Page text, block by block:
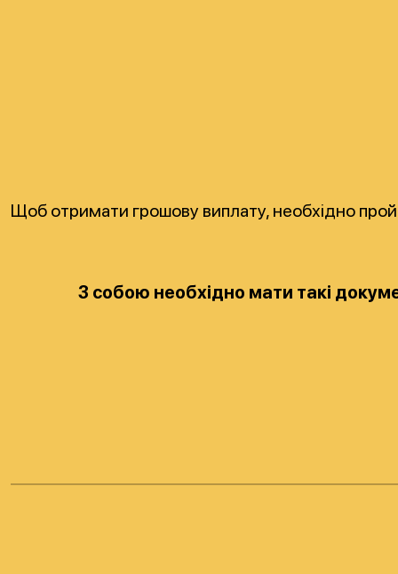
Щоб отримати грошову виплату, необхідно
З собою необхідно мати такі